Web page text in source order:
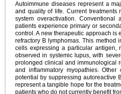
Autoimmune diseases represent a
and quality of life. Current treatments
system overactivation.
patients experience primary or
control. A new therapeutic approach
refractory B lymphomas. This method
cells expressing a particular antigen,
observed in systemic lupus, with
prolonged clinical and immunological
and inflammatory myopathies.
potential by suppressing autoreactive
represent a tangible hope for the
patients who do not currently benefit